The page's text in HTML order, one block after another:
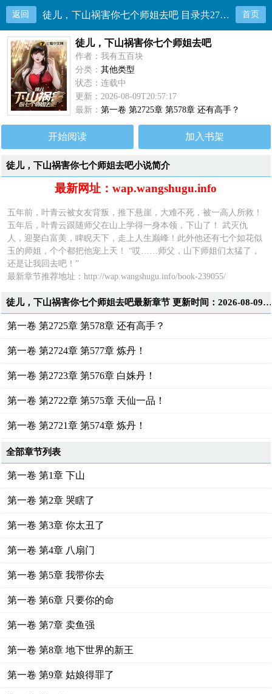
返回 徒儿，下山祸害你七个师姐去吧 目录共2725章 首页
徒儿，下山祸害你七个师姐去吧
作者：我有五百块
分类：其他类型
状态：连载中
更新：2026-08-09T20:57:17
最新：第一卷 第2725章 第578章 还有高手？
开始阅读 加入书架
徒儿，下山祸害你七个师姐去吧小说简介
最新网址：wap.wangshugu.info
五年前，叶青云被女友背叛，推下悬崖，大难不死，被一高人所救！
五年后，叶青云跟随师父在山上学得一身本领，下山了！ 武灭仇
人，迎娶白富美，睥睨天下，走上人生巅峰！此外他还有七个如花似
玉的师姐，个个都把他宠上天！ “哎……师父，山下师姐们太猛了，
还是让我回去吧！”
最新章节推荐地址：http://wap.wangshugu.info/book-239055/
徒儿，下山祸害你七个师姐去吧最新章节 更新时间：2026-08-09T20:57:17
第一卷 第2725章 第578章 还有高手？
第一卷 第2724章 第577章 炼丹！
第一卷 第2723章 第576章 白姝丹！
第一卷 第2722章 第575章 天仙一品！
第一卷 第2721章 第574章 炼丹！
全部章节列表
第一卷 第1章 下山
第一卷 第2章 哭瞎了
第一卷 第3章 你太丑了
第一卷 第4章 八扇门
第一卷 第5章 我带你去
第一卷 第6章 只要你的命
第一卷 第7章 卖鱼强
第一卷 第8章 地下世界的新王
第一卷 第9章 姑娘得罪了